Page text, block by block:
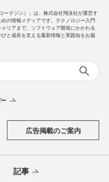
ードジン）」は、株式会社翔泳社が運営す
の情報メディアです。テクノロジー入門
リアまで、ソフトウェア開発にかかわる
と成長を支える最新情報と実践知をお届
広告掲載のご案内
記事